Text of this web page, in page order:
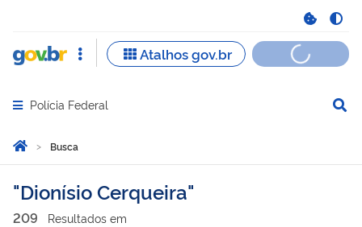
Abrir menu principal de navegação
Polícia Federal
Você está aqui:
Página Inicial
Busca
Busca
Dionísio Cerqueira
209 Resultados em